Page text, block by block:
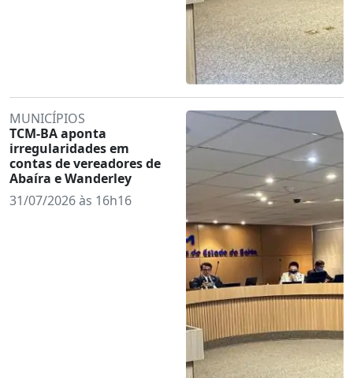
MUNICÍPIOS
TCM-BA aponta
irregularidades em
contas de vereadores de
Abaíra e Wanderley
31/07/2026 às 16h16